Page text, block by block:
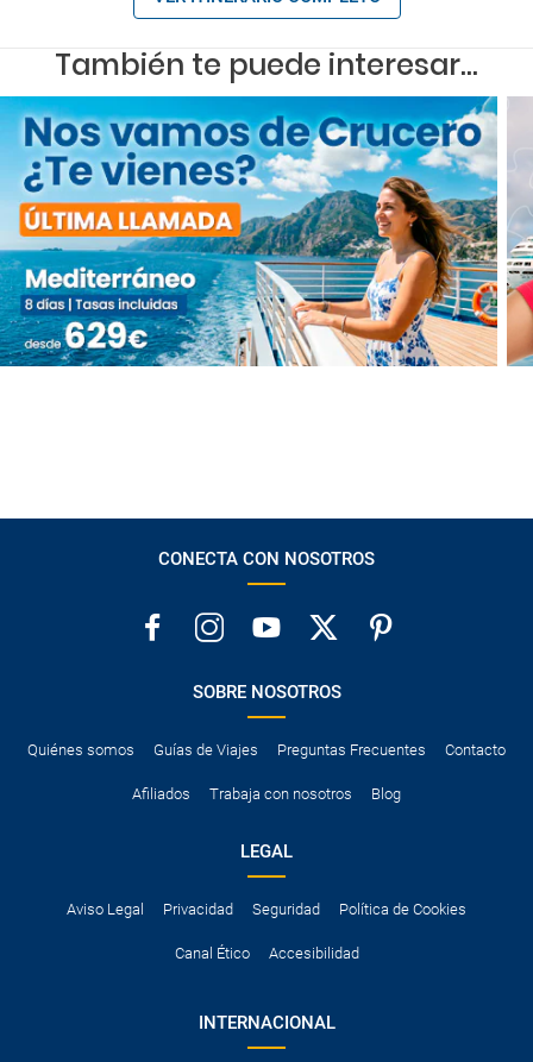
También te puede interesar...
CONECTA CON NOSOTROS
SOBRE NOSOTROS
Quiénes somos Guías de Viajes Preguntas Frecuentes Contacto
Afiliados Trabaja con nosotros Blog
LEGAL
Aviso Legal Privacidad Seguridad Política de Cookies
Canal Ético Accesibilidad
INTERNACIONAL